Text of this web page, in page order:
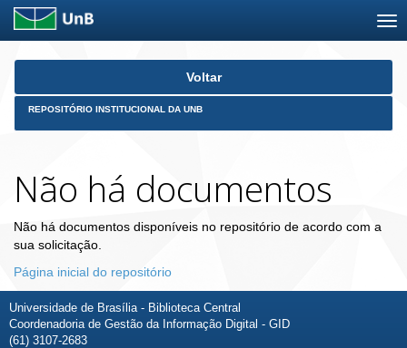
Skip
Voltar
REPOSITÓRIO INSTITUCIONAL DA UNB
Não há documentos
Não há documentos disponíveis no repositório de acordo com a
sua solicitação.
Página inicial do repositório
Universidade de Brasília - Biblioteca Central
Coordenadoria de Gestão da Informação Digital - GID
(61) 3107-2683